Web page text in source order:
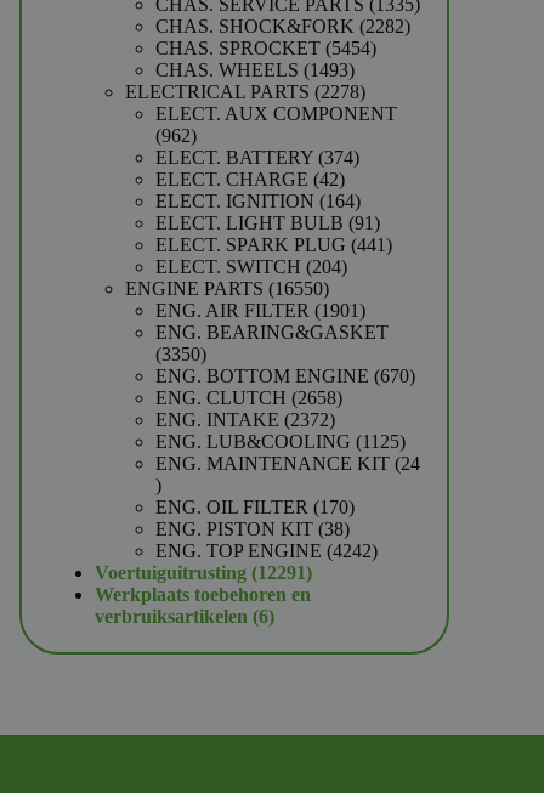
CHAS. SERVICE PARTS 1335
CHAS. SHOCK&FORK 22822282
CHAS. SPROCKET 54545454
CHAS. WHEELS 14931493
producten
ELECTRICAL PARTS 22782278
producten
ELECT. AUX COMPONENT
962962
producten
ELECT. BATTERY 374374
ELECT. CHARGE 4242
producten
ELECT. IGNITION 164164
producten
ELECT. LIGHT BULB 9191
producten
ELECT. SPARK PLUG 441441
ELECT. SWITCH 204204
ENGINE PARTS 1655016550
producten
ENG. AIR FILTER 19011901
producten
ENG. BEARING&GASKET
33503350
producten
ENG. BOTTOM ENGINE 670670
ENG. CLUTCH 26582658
ENG. INTAKE 23722372
producten
ENG. LUB&COOLING 11251125
producten
ENG. MAINTENANCE KIT 24
24
producten
ENG. OIL FILTER 170170
producten
ENG. PISTON KIT 3838
producten
ENG. TOP ENGINE 42424242
Voertuiguitrusting 1229112291
producten
Werkplaats toebehoren en
verbruiksartikelen 66